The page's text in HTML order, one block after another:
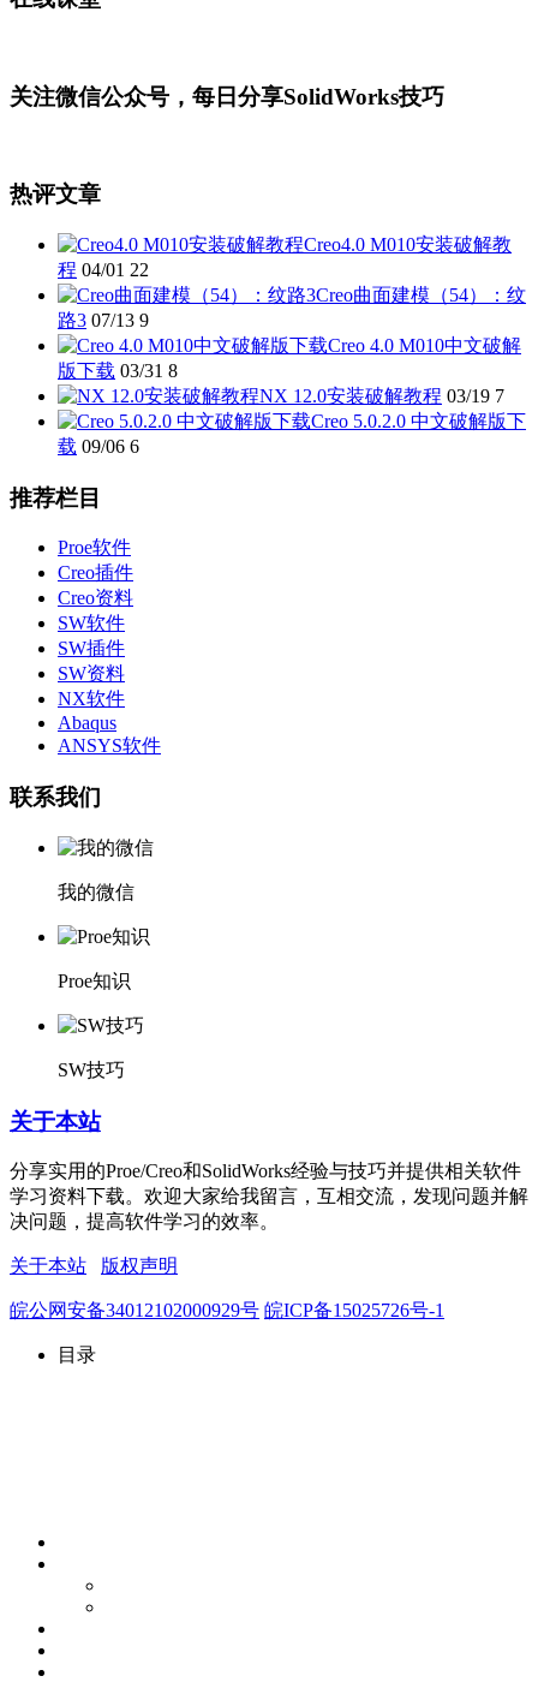
关注微信公众号，每日分享SolidWorks技巧
热评文章
Creo4.0 M010安装破解教
程 04/01 22
Creo曲面建模（54）：纹
路3 07/13 9
Creo 4.0 M010中文破解
版下载 03/31 8
NX 12.0安装破解教程 03/19 7
Creo 5.0.2.0 中文破解版下
载 09/06 6
推荐栏目
Proe软件
Creo插件
Creo资料
SW软件
SW插件
SW资料
NX软件
Abaqus
ANSYS软件
联系我们
我的微信
Proe知识
SW技巧
关于本站
分享实用的Proe/Creo和SolidWorks经验与技巧并提供相关软件
学习资料下载。欢迎大家给我留言，互相交流，发现问题并解
决问题，提高软件学习的效率。
关于本站 版权声明
皖公网安备34012102000929号 皖ICP备15025726号-1
目录